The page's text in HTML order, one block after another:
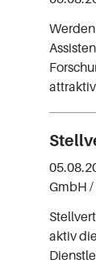
GmbH /
aktiv